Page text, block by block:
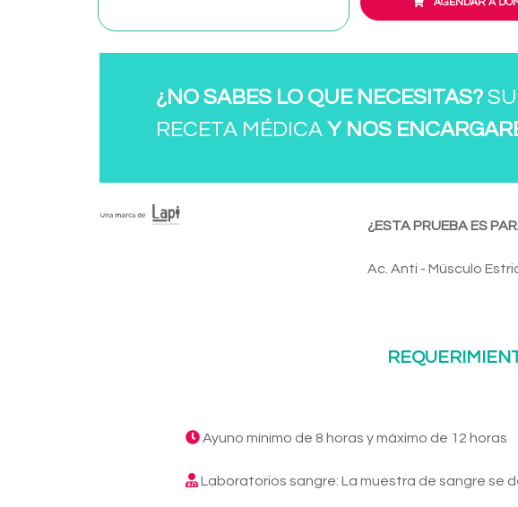
AGENDAR A
¿NO SABES LO QUE NECESITAS?
RECETA MÉDICA Y NOS
¿ESTA PRUEBA ES
Ac. Anti - Músculo
Ayuno mínimo de 8 horas y máximo de 12 horas
Laboratorios sangre: La muestra de sangre se